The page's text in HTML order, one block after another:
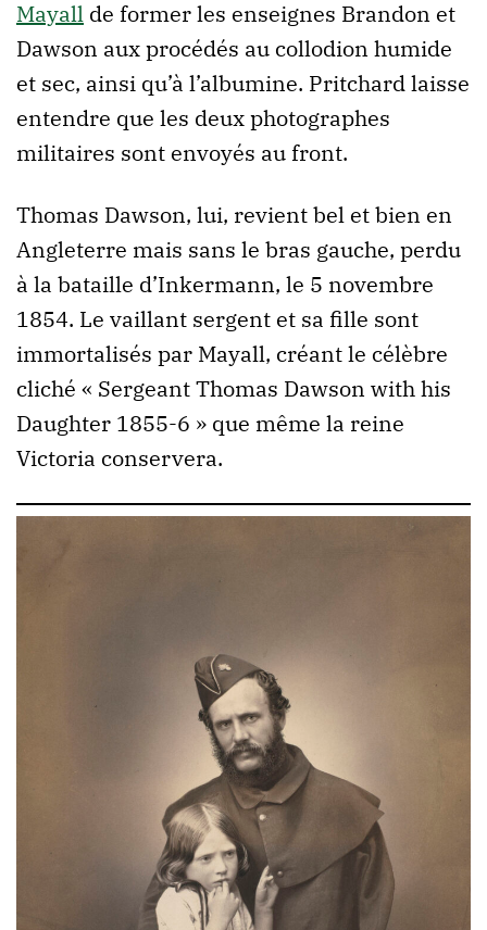
Mayall de former les enseignes Brandon et
Dawson aux procédés au collodion humide
et sec, ainsi qu’à l’albumine. Pritchard laisse
entendre que les deux photographes
militaires sont envoyés au front.
Thomas Dawson, lui, revient bel et bien en
Angleterre mais sans le bras gauche, perdu
à la bataille d’Inkermann, le 5 novembre
1854. Le vaillant sergent et sa fille sont
immortalisés par Mayall, créant le célèbre
cliché « Sergeant Thomas Dawson with his
Daughter 1855-6 » que même la reine
Victoria conservera.